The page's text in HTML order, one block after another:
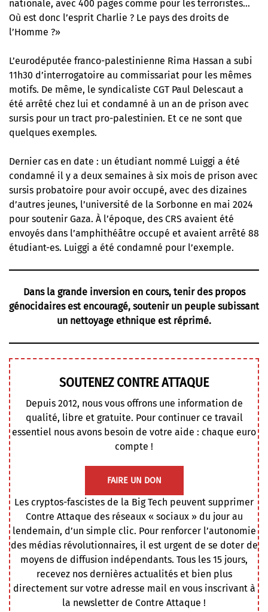
nationale, avec 400 pages comme pour les terroristes…
Où est donc l’esprit Charlie ? Le pays des droits de
l’Homme ?»
L’eurodéputée franco-palestinienne Rima Hassan a subi
11h30 d’interrogatoire au commissariat pour les mêmes
motifs. De même, le syndicaliste CGT Paul Delescaut a
été arrêté chez lui et condamné à un an de prison avec
sursis pour un tract pro-palestinien. Et ce ne sont que
quelques exemples.
Dernier cas en date : un étudiant nommé Luiggi a été
condamné il y a deux semaines à six mois de prison avec
sursis probatoire pour avoir occupé, avec des dizaines
d’autres jeunes, l’université de la Sorbonne en mai 2024
pour soutenir Gaza. À l’époque, des CRS avaient été
envoyés dans l’amphithéâtre occupé et avaient arrêté 88
étudiant-es. Luiggi a été condamné pour l’exemple.
Dans la grande inversion en cours, tenir des propos
génocidaires est encouragé, soutenir un peuple subissant
un nettoyage ethnique est réprimé.
SOUTENEZ CONTRE ATTAQUE
Depuis 2012, nous vous offrons une information de
qualité, libre et gratuite. Pour continuer ce travail
essentiel nous avons besoin de votre aide : chaque euro
compte !
FAIRE UN DON
Les cryptos-fascistes de la Big Tech peuvent supprimer
Contre Attaque des réseaux « sociaux » du jour au
lendemain, d’un simple clic. Pour renforcer l’autonomie
des médias révolutionnaires, il est urgent de se doter de
moyens de diffusion indépendants. Tous les 15 jours,
recevez nos dernières actualités et bien plus
directement sur votre adresse mail en vous inscrivant à
la newsletter de Contre Attaque !